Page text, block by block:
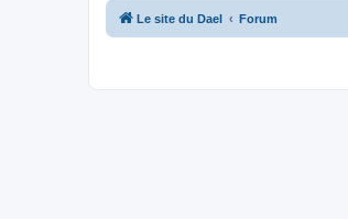
Le site du Dael Forum